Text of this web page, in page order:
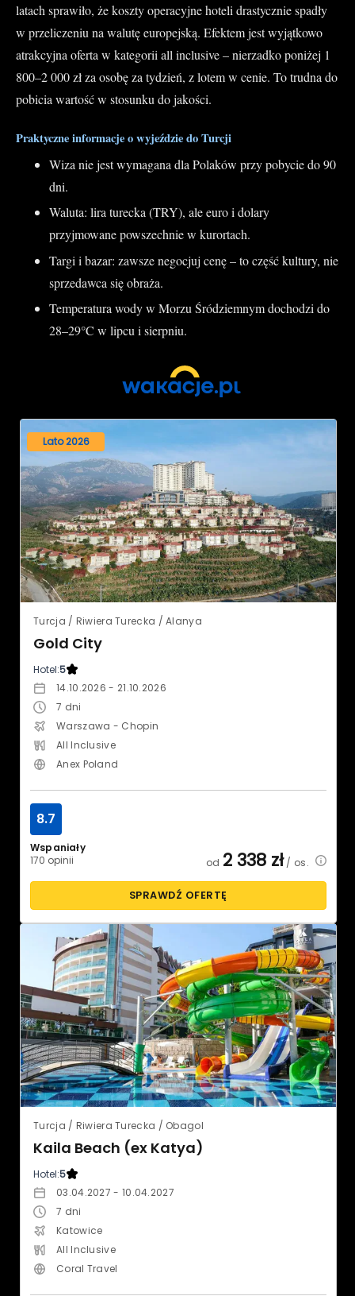
latach sprawiło, że koszty operacyjne hoteli drastycznie spadły
w przeliczeniu na walutę europejską. Efektem jest wyjątkowo
atrakcyjna oferta w kategorii all inclusive – nierzadko poniżej 1
800–2 000 zł za osobę za tydzień, z lotem w cenie. To trudna do
pobicia wartość w stosunku do jakości.
Praktyczne informacje o wyjeździe do Turcji
Wiza nie jest wymagana dla Polaków przy pobycie do 90
dni.
Waluta: lira turecka (TRY), ale euro i dolary
przyjmowane powszechnie w kurortach.
Targi i bazar: zawsze negocjuj cenę – to część kultury, nie
sprzedawca się obraża.
Temperatura wody w Morzu Śródziemnym dochodzi do
28–29°C w lipcu i sierpniu.
Lato 2026
Turcja / Riwiera Turecka / Alanya
Gold City
Hotel:5
14.10.2026 - 21.10.2026
7 dni
Warszawa - Chopin
All Inclusive
Anex Poland
Wspaniały
170 opinii
8.7
od 2 338 zł/ os.
SPRAWDŹ OFERTĘ
Turcja / Riwiera Turecka / Obagol
Kaila Beach (ex Katya)
Hotel:5
03.04.2027 - 10.04.2027
7 dni
Katowice
All Inclusive
Coral Travel